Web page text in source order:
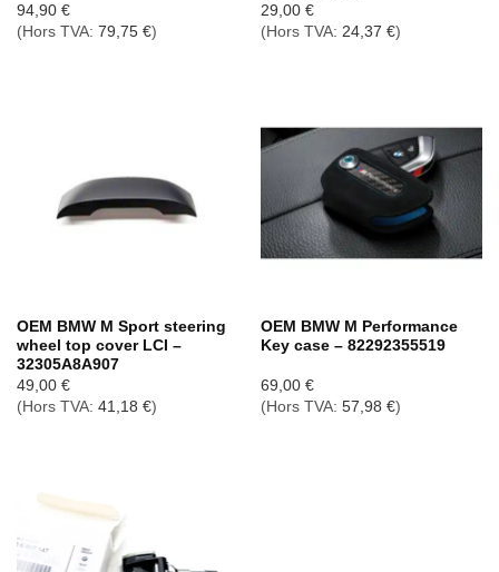
94,90 €
(Hors TVA: 79,75 €)
29,00 €
(Hors TVA: 24,37 €)
OEM BMW M Sport steering
wheel top cover LCI –
32305A8A907
49,00 €
(Hors TVA: 41,18 €)
OEM BMW M Performance
Key case – 82292355519
69,00 €
(Hors TVA: 57,98 €)